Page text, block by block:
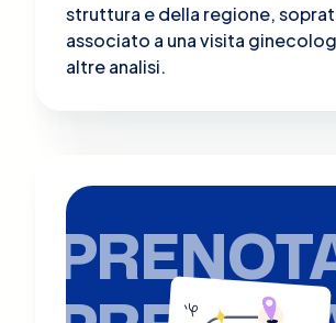
struttura e della regione,
associato a una visita
altre analisi​.